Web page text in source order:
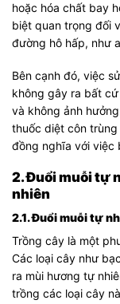
hoặc hóa chất bay
biệt quan trọng đối
đường hô hấp, như
Bên cạnh đó, việc
không gây ra bất
và không ảnh
thuốc diệt côn
đồng nghĩa với việc
2. Đuổi muỗi tự
nhiên
2.1. Đuổi muỗi tự
Trồng cây là một
Các loại cây như
ra mùi hương tự
trồng các loại cây